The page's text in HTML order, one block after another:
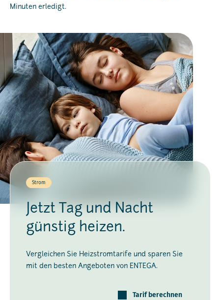
Minuten erledigt.
Strom
Jetzt Tag und Nacht
günstig heizen.
Vergleichen Sie Heizstromtarife und sparen Sie
mit den besten Angeboten von ENTEGA.
Tarif berechnen